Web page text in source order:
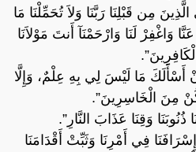
مِن قَبْلِنَا رَبَّنَا وَلاَ تُحَمِّلْنَا مَا
وَاغْفِرْ لَنَا وَارْحَمْنَآ أَنتَ مَوْلاَنَا
مَا لَيْسَ لِي بِهِ عِلْمٌ، وَإِلَّا
مِنَ الْخَاسِرِينَ”.
ذُنُوبَنَا وَقِنَا عَذَابَ النَّارِ”.
فِي أَمْرِنَا وَثَبِّتْ أَقْدَامَنَا